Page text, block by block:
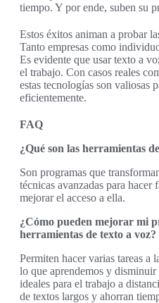
tiempo. Y por ende, suben su
Estos éxitos animan a probar
Tanto empresas como
Es evidente que usar texto a
el trabajo. Con casos reales
estas tecnologías son valiosas
eficientemente.
FAQ
¿Qué son las herramientas
Son programas que
técnicas avanzadas para
mejorar el acceso a ella.
¿Cómo pueden mejorar mi
herramientas de texto a voz?
Permiten hacer varias tareas a
lo que aprendemos y disminuir
ideales para el trabajo a
de textos largos y ahorran